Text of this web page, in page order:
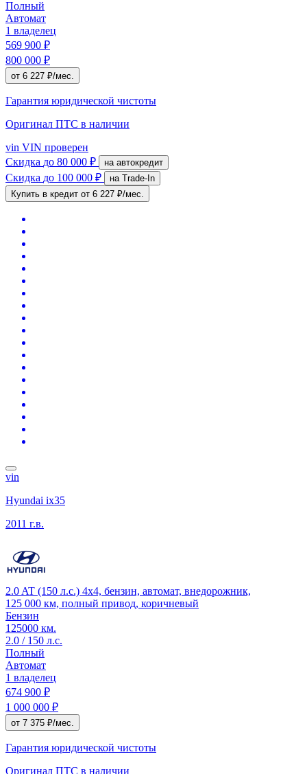
Полный
Автомат
1 владелец
569 900 ₽
800 000 ₽
от 6 227 ₽/мес.
Гарантия юридической чистоты
Оригинал ПТС в наличии
vin VIN проверен
Скидка до 80 000 ₽ на автокредит
Скидка до 100 000 ₽
на Trade-In
Купить в кредит от 6 227 ₽/мес.
vin
Hyundai ix35
2011 г.в.
2.0 AT (150 л.с.) 4x4, бензин, автомат, внедорожник,
125 000 км, полный привод, коричневый
Бензин
125000 км.
2.0 / 150 л.с.
Полный
Автомат
1 владелец
674 900 ₽
1 000 000 ₽
от 7 375 ₽/мес.
Гарантия юридической чистоты
Оригинал ПТС в наличии